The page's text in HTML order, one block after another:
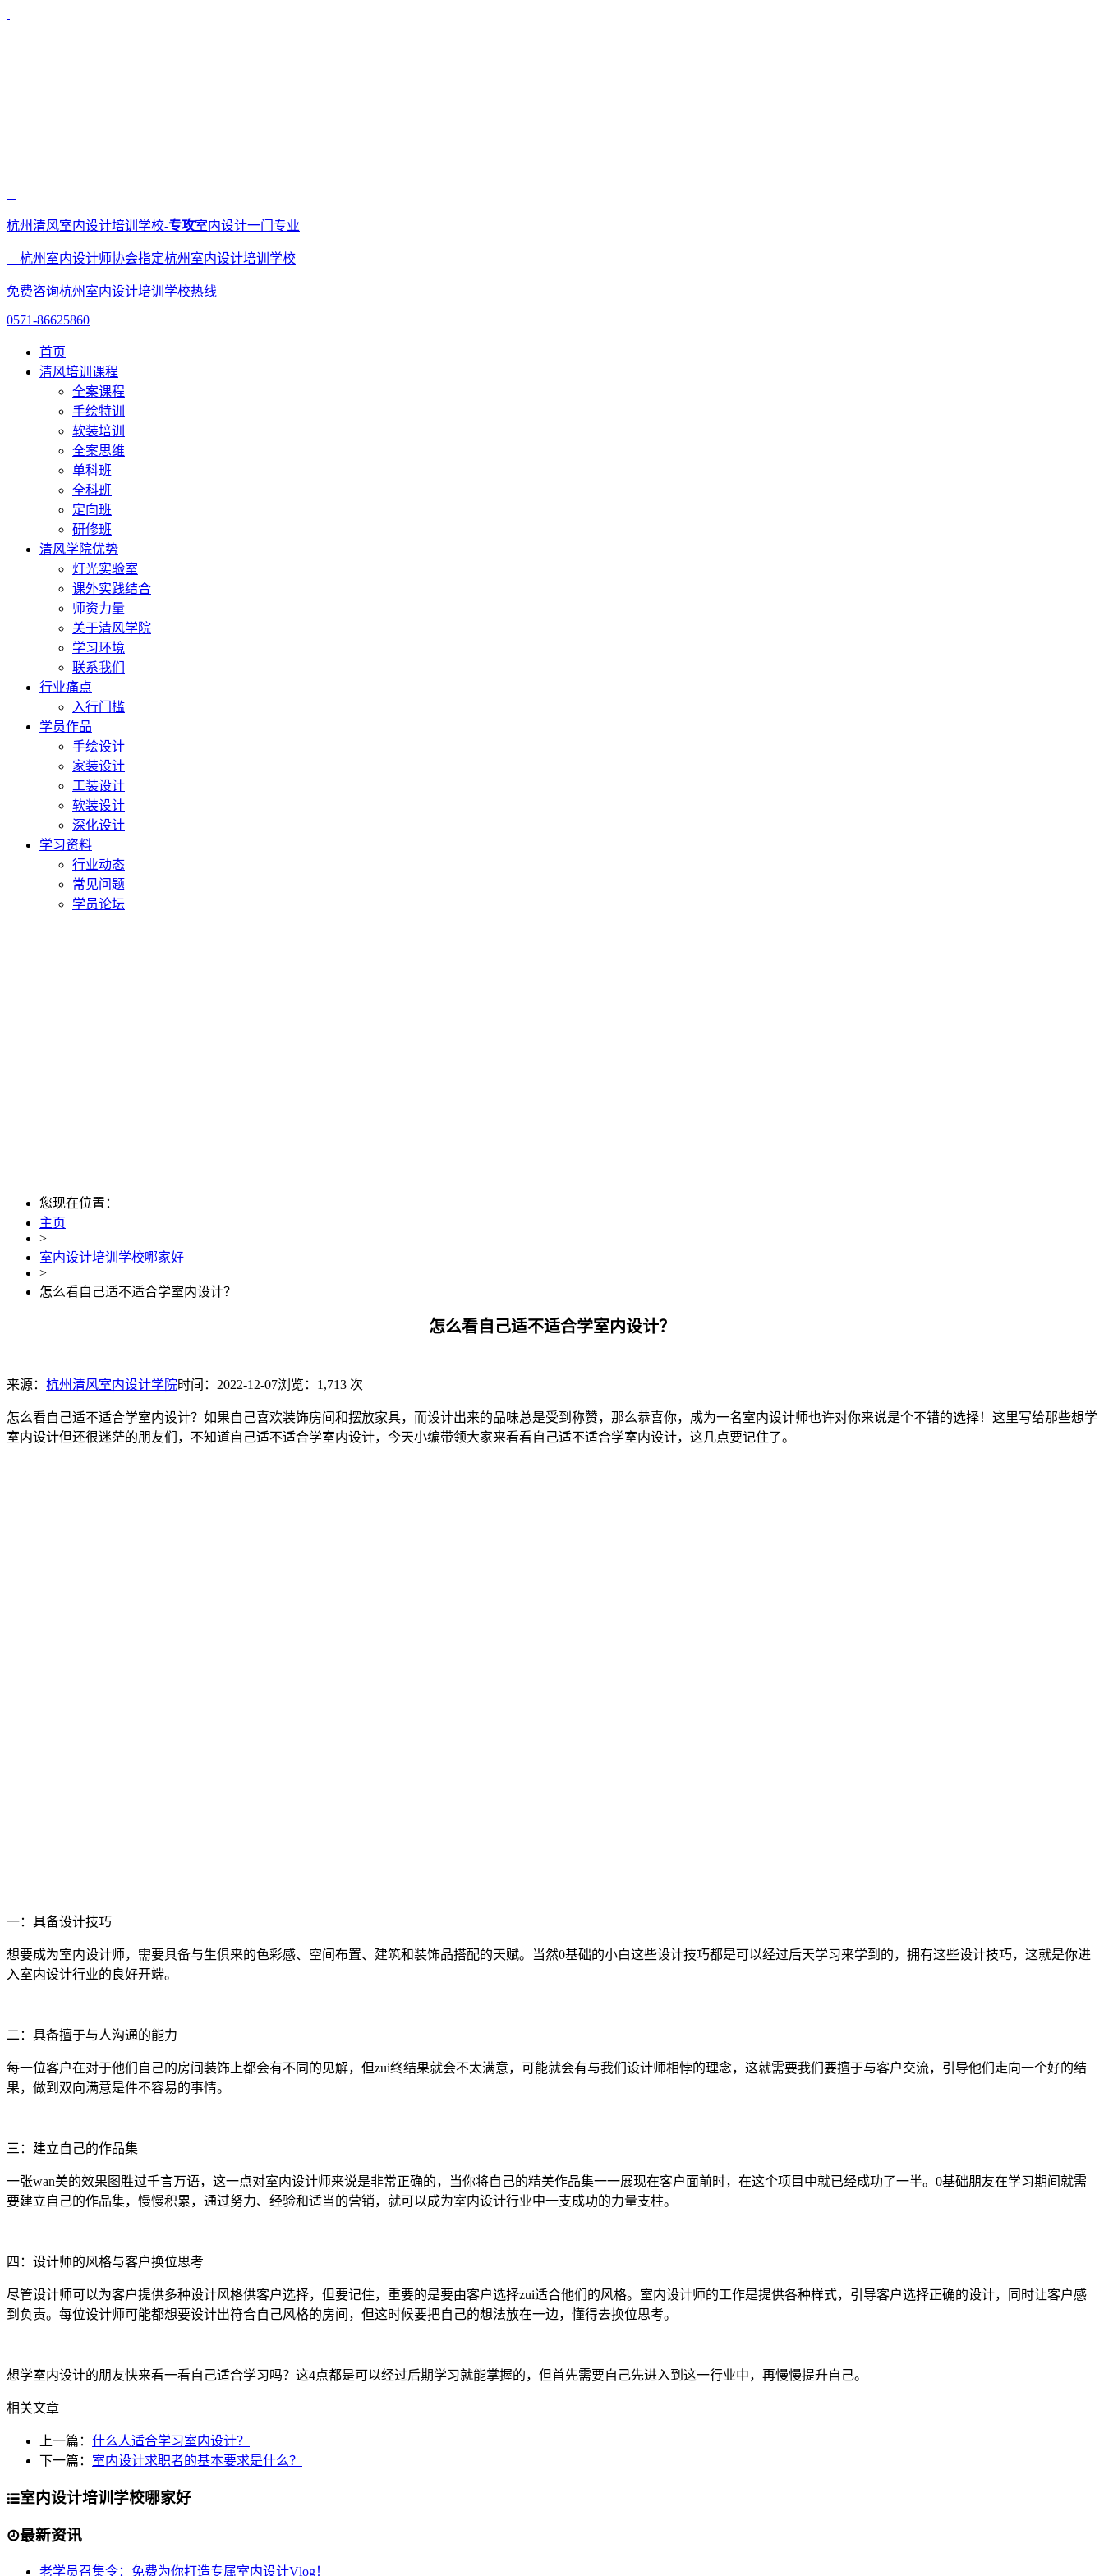
杭州清风室内设计培训学校-专攻室内设计一门专业
杭州室内设计师协会指定杭州室内设计培训学校
免费咨询杭州室内设计培训学校热线
0571-86625860
首页
清风培训课程
全案课程
手绘特训
软装培训
全案思维
单科班
全科班
定向班
研修班
清风学院优势
灯光实验室
课外实践结合
师资力量
关于清风学院
学习环境
联系我们
行业痛点
入行门槛
学员作品
手绘设计
家装设计
工装设计
软装设计
深化设计
学习资料
行业动态
常见问题
学员论坛
您现在位置：
主页
>
室内设计培训学校哪家好
>
怎么看自己适不适合学室内设计？
怎么看自己适不适合学室内设计？
来源： 杭州清风室内设计学院时间：2022-12-07浏览：1,713 次
怎么看自己适不适合学室内设计？如果自己喜欢装饰房间和摆放家具，而设计出来的品味总是受到称赞，那么恭喜你，成为一名室内设计师也许对你来说是个不错的选择！这里写给那些想学
室内设计但还很迷茫的朋友们，不知道自己适不适合学室内设计，今天小编带领大家来看看自己适不适合学室内设计，这几点要记住了。
一：具备设计技巧
想要成为室内设计师，需要具备与生俱来的色彩感、空间布置、建筑和装饰品搭配的天赋。当然0基础的小白这些设计技巧都是可以经过后天学习来学到的，拥有这些设计技巧，这就是你进
入室内设计行业的良好开端。
二：具备擅于与人沟通的能力
每一位客户在对于他们自己的房间装饰上都会有不同的见解，但zui终结果就会不太满意，可能就会有与我们设计师相悖的理念，这就需要我们要擅于与客户交流，引导他们走向一个好的结
果，做到双向满意是件不容易的事情。
三：建立自己的作品集
一张wan美的效果图胜过千言万语，这一点对室内设计师来说是非常正确的，当你将自己的精美作品集一一展现在客户面前时，在这个项目中就已经成功了一半。0基础朋友在学习期间就需
要建立自己的作品集，慢慢积累，通过努力、经验和适当的营销，就可以成为室内设计行业中一支成功的力量支柱。
四：设计师的风格与客户换位思考
尽管设计师可以为客户提供多种设计风格供客户选择，但要记住，重要的是要由客户选择zui适合他们的风格。室内设计师的工作是提供各种样式，引导客户选择正确的设计，同时让客户感
到负责。每位设计师可能都想要设计出符合自己风格的房间，但这时候要把自己的想法放在一边，懂得去换位思考。
想学室内设计的朋友快来看一看自己适合学习吗？这4点都是可以经过后期学习就能掌握的，但首先需要自己先进入到这一行业中，再慢慢提升自己。
相关文章
上一篇： 什么人适合学习室内设计？
下一篇： 室内设计求职者的基本要求是什么？
室内设计培训学校哪家好
最新资讯
老学员召集令：免费为你打造专属室内设计Vlog！